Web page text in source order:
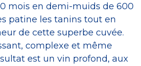
mois en demi-muids de 600
patine les tanins tout en
de cette superbe cuvée.
complexe et même
est un vin profond, aux